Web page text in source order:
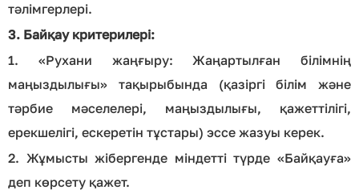
тәлімгерлері.
3. Байқау критерилері:
1. «Рухани жаңғыру: Жаңартылған білімнің
маңыздылығы» тақырыбында (қазіргі білім және
тәрбие мәселелері, маңыздылығы, қажеттілігі,
ерекшелігі, ескеретін тұстары) эссе жазуы керек.
2. Жұмысты жібергенде міндетті түрде «Байқауға»
деп көрсету қажет.